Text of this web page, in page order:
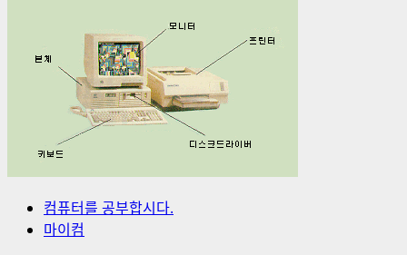
컴퓨터를 공부합시다.
마이컴